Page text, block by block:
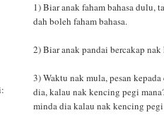
1) Biar anak faham bahasa dulu,
dah boleh faham bahasa.
2) Biar anak pandai bercakap
3) Waktu nak mula, pesan
dia, kalau nak kencing pegi
minda dia kalau nak kencing